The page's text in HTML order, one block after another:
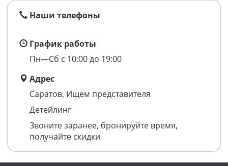
Наши телефоны
График работы
Пн—Сб с 10:00 до 19:00
Адрес
Саратов, Ищем представителя
Детейлинг
Звоните заранее, бронируйте время,
получайте скидки